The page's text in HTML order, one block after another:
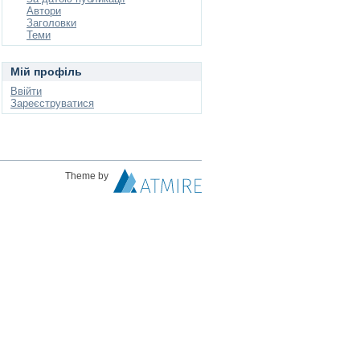
Автори
Заголовки
Теми
Мій профіль
Ввійти
Зареєструватися
Theme by